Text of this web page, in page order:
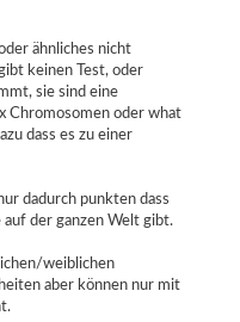
ähnliches nicht
keinen Test, oder
sie sind eine
Chromosomen oder what
dass es zu einer
dadurch punkten dass
der ganzen Welt gibt.
weiblichen
aber können nur mit